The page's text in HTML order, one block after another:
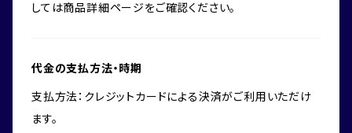
しては商品詳細ページをご確認ください。
代金の支払方法・時期
支払方法：クレジットカードによる決済がご利用いただけ
ます。